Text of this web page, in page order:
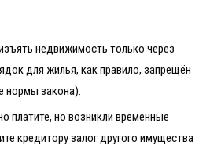
недвижимость только через
для жилья, как правило, запрещён
нормы закона).
платите, но возникли временные
кредитору залог другого имущества